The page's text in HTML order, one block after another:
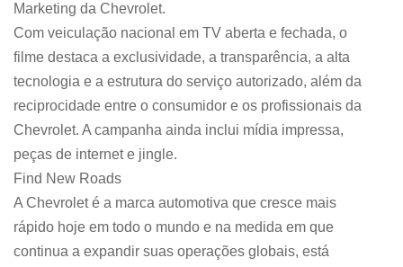
Marketing da Chevrolet.
Com veiculação nacional em TV aberta e fechada, o
filme destaca a exclusividade, a transparência, a alta
tecnologia e a estrutura do serviço autorizado, além da
reciprocidade entre o consumidor e os profissionais da
Chevrolet. A campanha ainda inclui mídia impressa,
peças de internet e jingle.
Find New Roads
A Chevrolet é a marca automotiva que cresce mais
rápido hoje em todo o mundo e na medida em que
continua a expandir suas operações globais, está